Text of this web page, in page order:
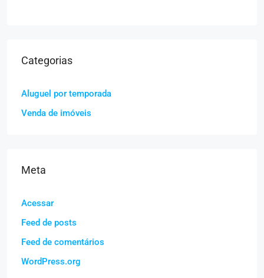
Categorias
Aluguel por temporada
Venda de imóveis
Meta
Acessar
Feed de posts
Feed de comentários
WordPress.org